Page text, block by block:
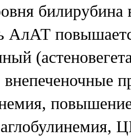
билирубина
АлАТ
внепеченочные